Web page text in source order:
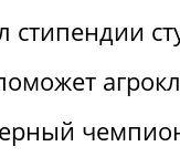
стипендии